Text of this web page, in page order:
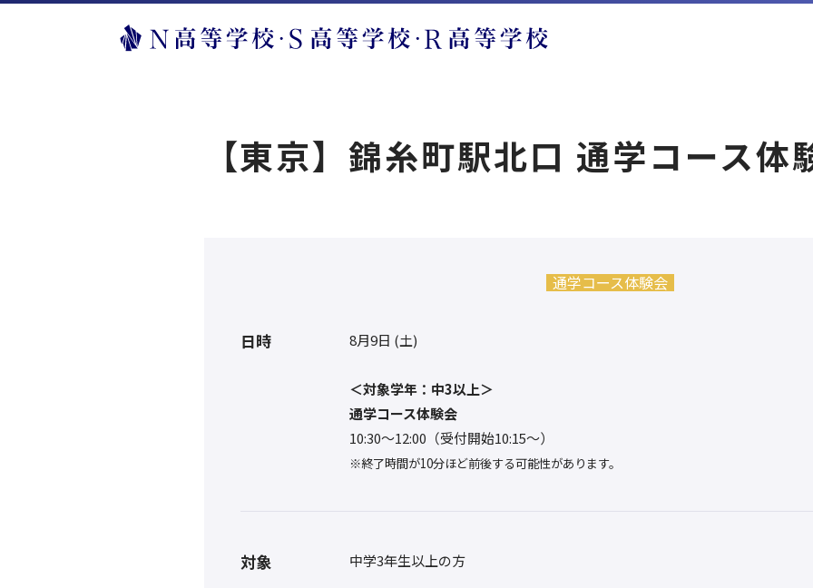
【東京】錦糸町駅北口 通学コース
通学コース体験会
日時 8月9日 (土)
＜対象学年：中3以上＞
通学コース体験会
10:30〜12:00（受付開始10:15～）
※終了時間が10分ほど前後する可能性があります。
対象 中学3年生以上の方